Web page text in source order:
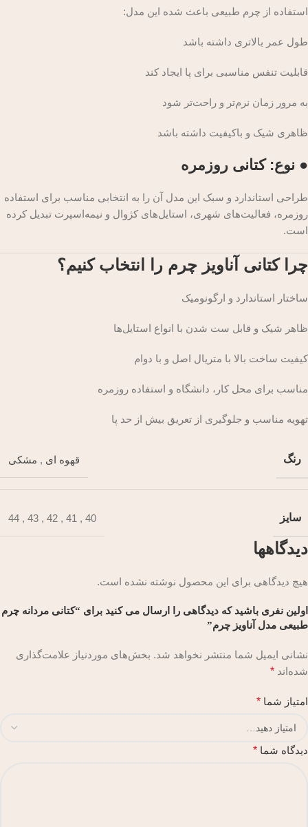
استفاده از چرم طبیعی باعث شده این مدل:
طول عمر بالاتری داشته باشد
قابلیت تنفس مناسبی برای پا ایجاد کند
به مرور زمان نرم‌تر و راحت‌تر شود
ظاهری شیک و با‌کیفیت داشته باشد
● نوع: کتانی روزمره
طراحی استاندارد و سبک این مدل آن را به انتخابی مناسب برای استفاده
روزمره، فعالیت‌های شهری، استایل‌های کژوال و نیمه‌اسپرت تبدیل کرده
است.
چرا کتانی آناویز چرم را انتخاب کنیم؟
ساختار استاندارد و ارگونومیک
ظاهر شیک و قابل ست شدن با انواع استایل‌ها
کیفیت ساخت بالا با متریال اصل و با دوام
مناسب برای محل کار، دانشگاه و استفاده روزمره
تهویه مناسب و جلوگیری از تعریق بیش از حد پا
رنگ قهوه ای , مشکی
سایز 40
,
41
,
42
,
43
,
44
دیدگاهها
هیچ دیدگاهی برای این محصول نوشته نشده است.
اولین نفری باشید که دیدگاهی را ارسال می کنید برای “کتانی مردانه چرم
طبیعی مدل آناویز چرم”
نشانی ایمیل شما منتشر نخواهد شد. بخش‌های موردنیاز علامت‌گذاری
شده‌اند *
امتیاز شما *
دیدگاه شما *